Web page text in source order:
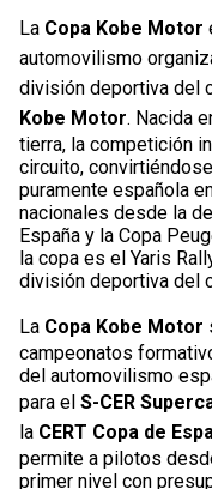
La Copa Kobe Motor
automovilismo
división deportiva del
Kobe Motor. Nacida
tierra, la competición
circuito,
puramente española
nacionales desde la
España y la Copa
la copa es el Yaris
división deportiva del
La Copa Kobe Motor
campeonatos
del automovilismo
para el S-CER
la CERT Copa de
permite a pilotos
primer nivel con